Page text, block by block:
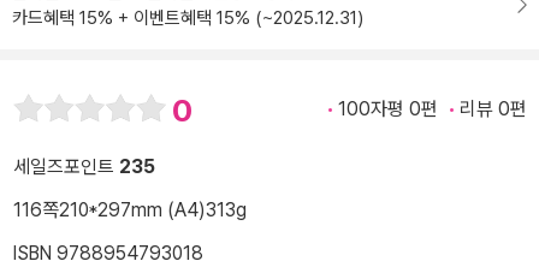
카드혜택 15% + 이벤트혜택 15% (~2025.12.31)
0 100자평 0편 리뷰 0편
세일즈포인트 235
116쪽210*297mm (A4)313g
ISBN 9788954793018